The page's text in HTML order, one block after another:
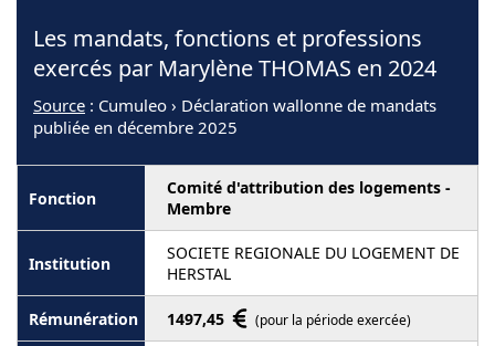
Les mandats, fonctions et professions
exercés par Marylène THOMAS en 2024
Source : Cumuleo › Déclaration wallonne de mandats
publiée en décembre 2025
Comité d'attribution des logements -
Membre
SOCIETE REGIONALE DU LOGEMENT DE
HERSTAL
1497,45 (pour la période exercée)